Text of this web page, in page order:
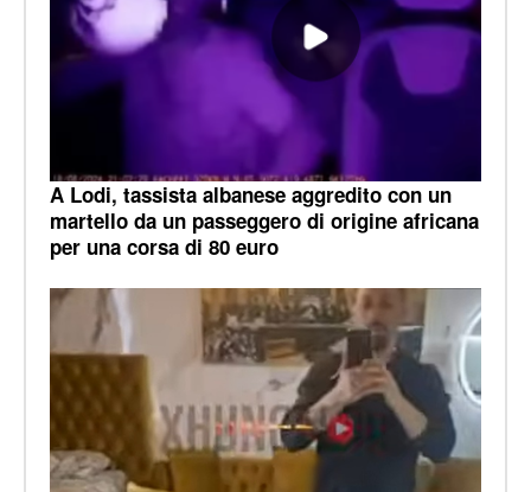
A Lodi, tassista albanese aggredito con un
martello da un passeggero di origine africana
per una corsa di 80 euro